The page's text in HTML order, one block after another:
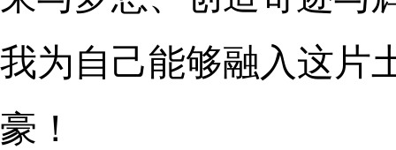
我为自己能够融入这片
豪！